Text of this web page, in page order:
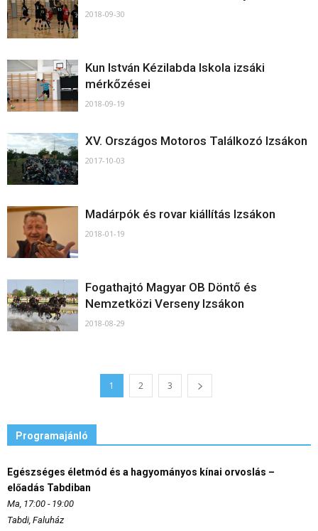
2018-09-30
Kun István Kézilabda Iskola izsáki
mérkőzései
2018-09-19
XV. Országos Motoros Találkozó Izsákon
2017-10-03
Madárpók és rovar kiállítás Izsákon
2018-01-19
Fogathajtó Magyar OB Döntő és
Nemzetközi Verseny Izsákon
2018-08-29
1 2 3
Programajánló
Egészséges életmód és a hagyományos kínai orvoslás –
előadás Tabdiban
Ma, 17:00 - 19:00
Tabdi, Faluház